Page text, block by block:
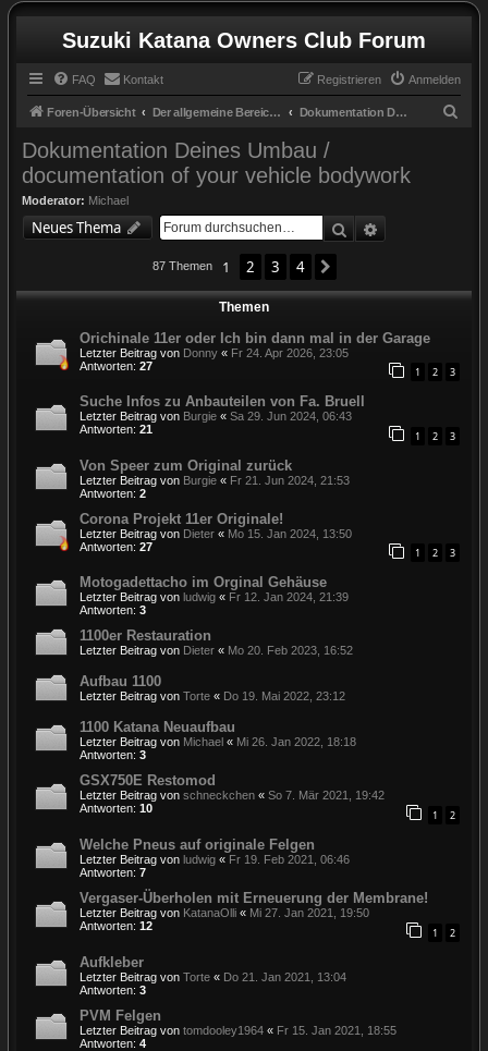
Suzuki Katana Owners Club Forum
FAQ Kontakt Anmelden
Registrieren
Foren-Übersicht Der allgemeine Bereich / the general zone Dokumentation Deines Umbau / documentation of your vehicle bodywork
Dokumentation Deines Umbau /
documentation of your vehicle bodywork
Moderator: Michael
Neues Thema Suche
87 Themen 1 2 3 4
Themen
Orichinale 11er oder Ich bin dann mal in der Garage
Letzter Beitrag von Donny « Fr 24. Apr 2026, 23:05
Antworten: 27 1 2 3
Suche Infos zu Anbauteilen von Fa. Bruell
Letzter Beitrag von Burgie « Sa 29. Jun 2024, 06:43
Antworten: 21 1 2 3
Von Speer zum Original zurück
Letzter Beitrag von Burgie « Fr 21. Jun 2024, 21:53
Antworten: 2
Corona Projekt 11er Originale!
Letzter Beitrag von Dieter « Mo 15. Jan 2024, 13:50
Antworten: 27 1 2 3
Motogadettacho im Orginal Gehäuse
Letzter Beitrag von ludwig « Fr 12. Jan 2024, 21:39
Antworten: 3
1100er Restauration
Letzter Beitrag von Dieter « Mo 20. Feb 2023, 16:52
Aufbau 1100
Letzter Beitrag von Torte « Do 19. Mai 2022, 23:12
1100 Katana Neuaufbau
Letzter Beitrag von Michael « Mi 26. Jan 2022, 18:18
Antworten: 3
GSX750E Restomod
Letzter Beitrag von schneckchen « So 7. Mär 2021, 19:42
Antworten: 10 1 2
Welche Pneus auf originale Felgen
Letzter Beitrag von ludwig « Fr 19. Feb 2021, 06:46
Antworten: 7
Vergaser-Überholen mit Erneuerung der Membrane!
Letzter Beitrag von KatanaOlli « Mi 27. Jan 2021, 19:50
Antworten: 12 1 2
Aufkleber
Letzter Beitrag von Torte « Do 21. Jan 2021, 13:04
Antworten: 3
PVM Felgen
Letzter Beitrag von tomdooley1964 « Fr 15. Jan 2021, 18:55
Antworten: 4